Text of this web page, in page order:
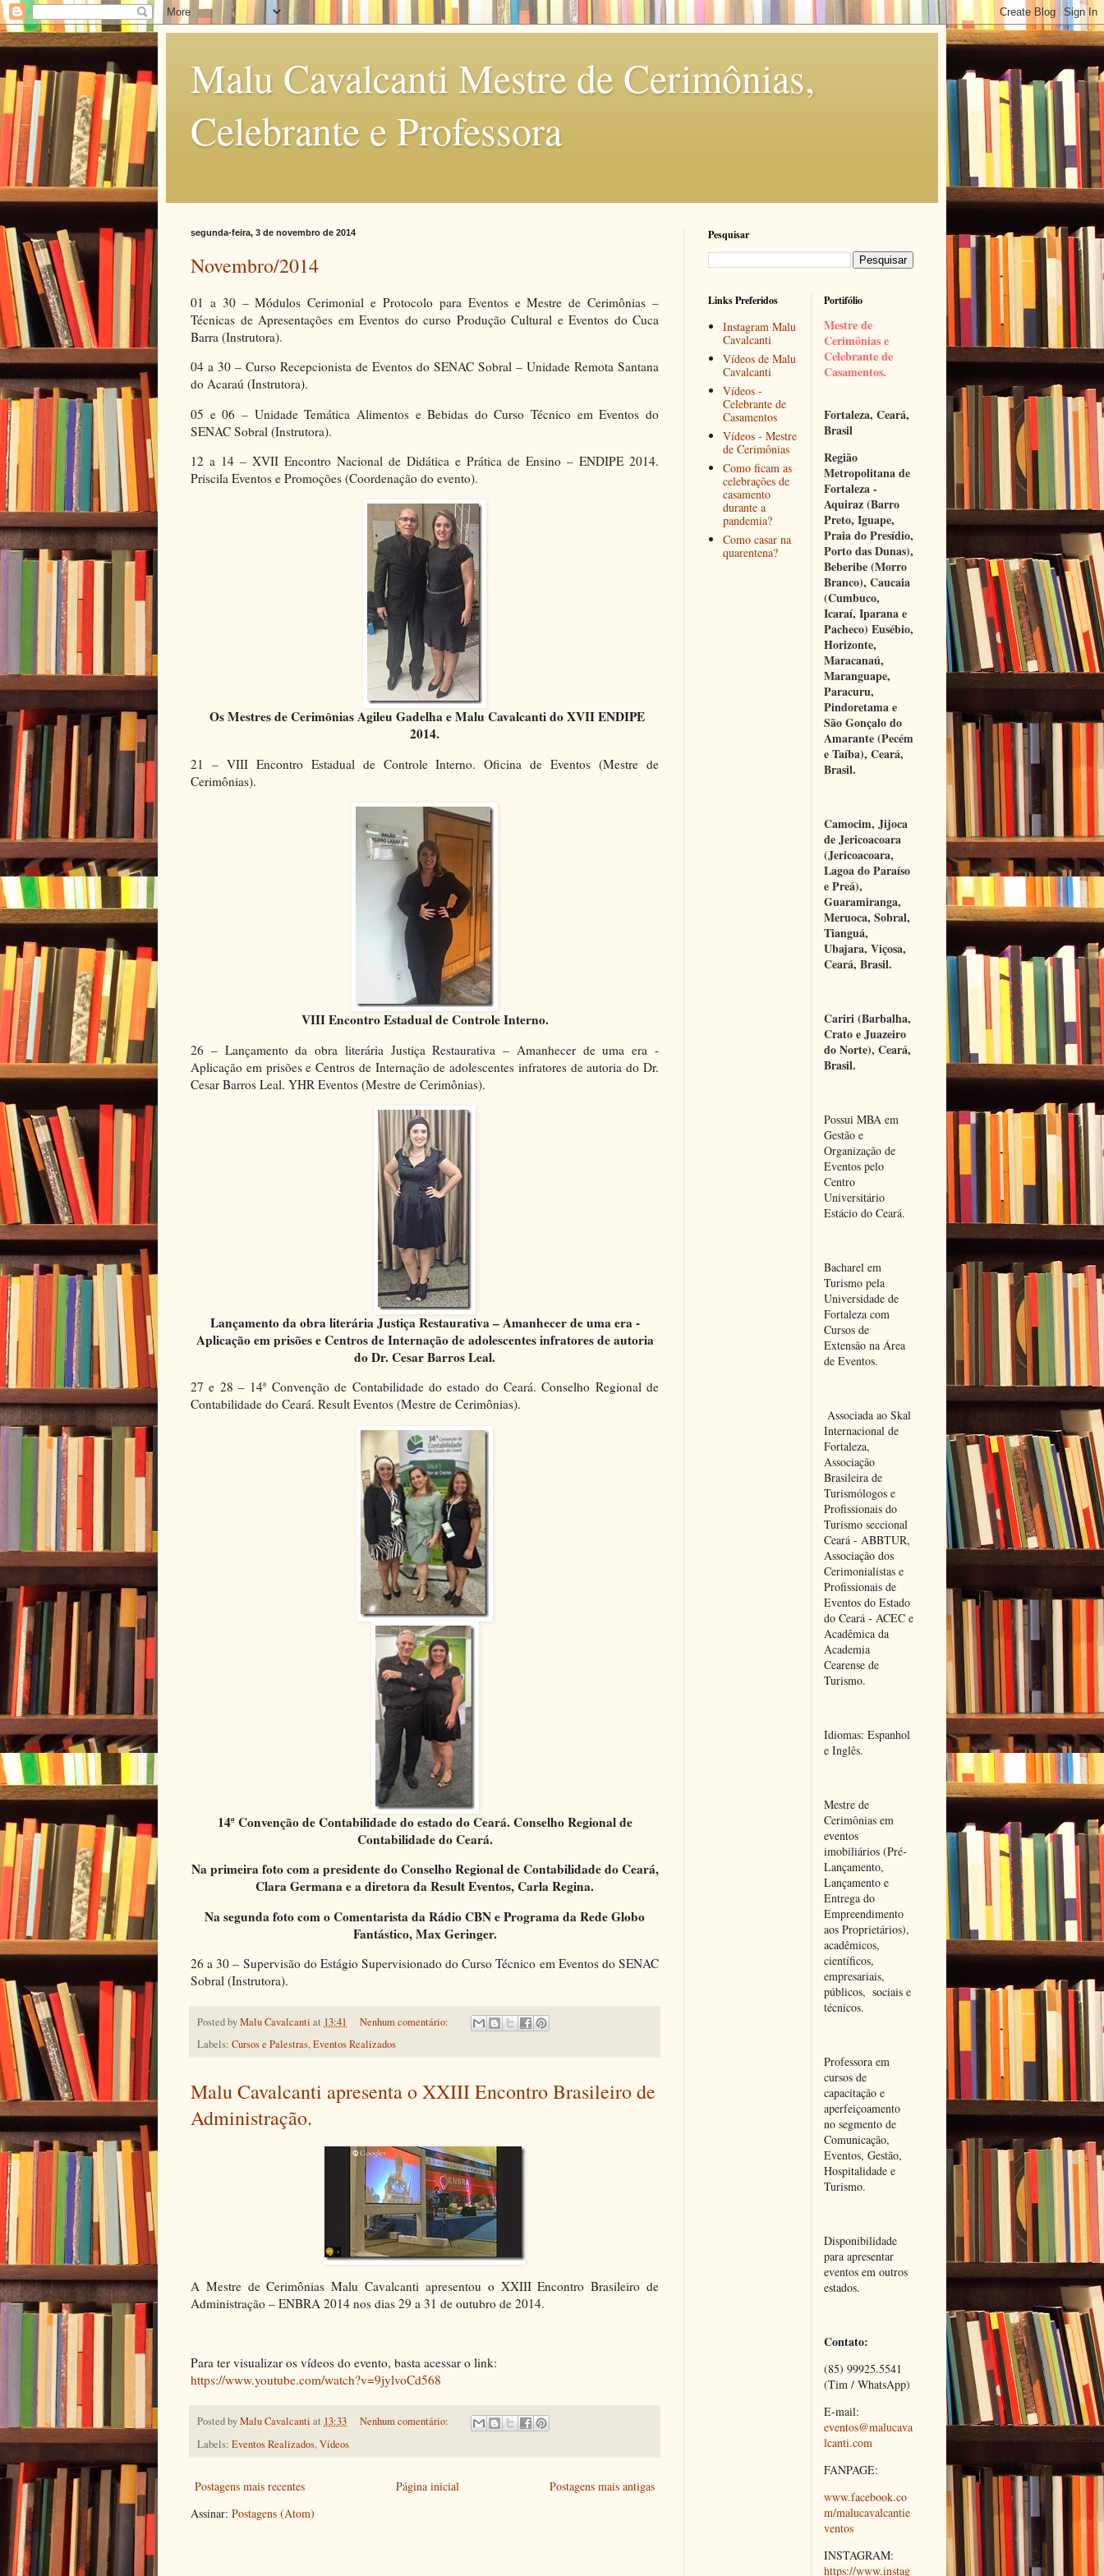
Malu Cavalcanti Mestre de Cerimônias,
Celebrante e Professora
segunda-feira, 3 de novembro de 2014
Novembro/2014
01 a 30 – Módulos Cerimonial e Protocolo para Eventos e Mestre de Cerimônias –
Técnicas de Apresentações em Eventos do curso Produção Cultural e Eventos do Cuca
Barra (Instrutora).
04 a 30 – Curso Recepcionista de Eventos do SENAC Sobral – Unidade Remota Santana
do Acaraú (Instrutora).
05 e 06 – Unidade Temática Alimentos e Bebidas do Curso Técnico em Eventos do
SENAC Sobral (Instrutora).
12 a 14 – XVII Encontro Nacional de Didática e Prática de Ensino – ENDIPE 2014.
Priscila Eventos e Promoções (Coordenação do evento).
Os Mestres de Cerimônias Agileu Gadelha e Malu Cavalcanti do XVII ENDIPE
2014.
21 – VIII Encontro Estadual de Controle Interno. Oficina de Eventos (Mestre de
Cerimônias).
VIII Encontro Estadual de Controle Interno.
26 – Lançamento da obra literária Justiça Restaurativa – Amanhecer de uma era -
Aplicação em prisões e Centros de Internação de adolescentes infratores de autoria do Dr.
Cesar Barros Leal. YHR Eventos (Mestre de Cerimônias).
Lançamento da obra literária Justiça Restaurativa – Amanhecer de uma era -
Aplicação em prisões e Centros de Internação de adolescentes infratores de autoria
do Dr. Cesar Barros Leal.
27 e 28 – 14ª Convenção de Contabilidade do estado do Ceará. Conselho Regional de
Contabilidade do Ceará. Result Eventos (Mestre de Cerimônias).
14ª Convenção de Contabilidade do estado do Ceará. Conselho Regional de
Contabilidade do Ceará.
Na primeira foto com a presidente do Conselho Regional de Contabilidade do Ceará,
Clara Germana e a diretora da Result Eventos, Carla Regina.
Na segunda foto com o Comentarista da Rádio CBN e Programa da Rede Globo
Fantástico, Max Geringer.
26 a 30 – Supervisão do Estágio Supervisionado do Curso Técnico em Eventos do SENAC
Sobral (Instrutora).
Posted byMalu Cavalcanti at 13:41
Nenhum comentário:
Labels: Cursos e Palestras,Eventos Realizados
Malu Cavalcanti apresenta o XXIII Encontro Brasileiro de
Administração.
A Mestre de Cerimônias Malu Cavalcanti apresentou o XXIII Encontro Brasileiro de
Administração – ENBRA 2014 nos dias 29 a 31 de outubro de 2014.
Para ter visualizar os vídeos do evento, basta acessar o link:
https://www.youtube.com/watch?v=9jylvoCd568
Posted byMalu Cavalcanti at 13:33
Nenhum comentário:
Labels: Eventos Realizados,Vídeos
Postagens mais recentes Postagens mais antigas
Página inicial
Assinar: Postagens (Atom)
Pesquisar
Links Preferidos
Instagram Malu
Cavalcanti
Vídeos de Malu
Cavalcanti
Vídeos -
Celebrante de
Casamentos
Vídeos - Mestre
de Cerimônias
Como ficam as
celebrações de
casamento
durante a
pandemia?
Como casar na
quarentena?
Portifólio
Mestre de
Cerimônias e
Celebrante de
Casamentos.
Fortaleza, Ceará,
Brasil
Região
Metropolitana de
Fortaleza -
Aquiraz (Barro
Preto, Iguape,
Praia do Presídio,
Porto das Dunas),
Beberibe (Morro
Branco), Caucaia
(Cumbuco,
Icaraí, Iparana e
Pacheco) Eusébio,
Horizonte,
Maracanaú,
Maranguape,
Paracuru,
Pindoretama e
São Gonçalo do
Amarante (Pecém
e Taíba), Ceará,
Brasil.
Camocim, Jijoca
de Jericoacoara
(Jericoacoara,
Lagoa do Paraíso
e Preá),
Guaramiranga,
Meruoca, Sobral,
Tianguá,
Ubajara, Viçosa,
Ceará, Brasil.
Cariri (Barbalha,
Crato e Juazeiro
do Norte), Ceará,
Brasil.
Possui MBA em
Gestão e
Organização de
Eventos pelo
Centro
Universitário
Estácio do Ceará.
Bacharel em
Turismo pela
Universidade de
Fortaleza com
Cursos de
Extensão na Área
de Eventos.
Internacional de
Fortaleza,
Associação
Brasileira de
Turismólogos e
Profissionais do
Turismo seccional
Ceará - ABBTUR,
Associação dos
Cerimonialistas e
Profissionais de
Eventos do Estado
do Ceará - ACEC e
Acadêmica da
Academia
Cearense de
Turismo.
Idiomas: Espanhol
e Inglês.
Mestre de
Cerimônias em
eventos
imobiliários (Pré-
Lançamento,
Lançamento e
Entrega do
Empreendimento
aos Proprietários),
empresariais,
públicos,  sociais e
técnicos.
Professora em
cursos de
capacitação e
aperfeiçoamento
no segmento de
Comunicação,
Eventos, Gestão,
Hospitalidade e
Turismo.
Disponibilidade
para apresentar
eventos em outros
estados.
Contato:
(85) 99925.5541
(Tim / WhatsApp)
eventos@malucava
lcanti.com
FANPAGE:
www.facebook.co
m/malucavalcantie
ventos
INSTAGRAM:
https://www.instag